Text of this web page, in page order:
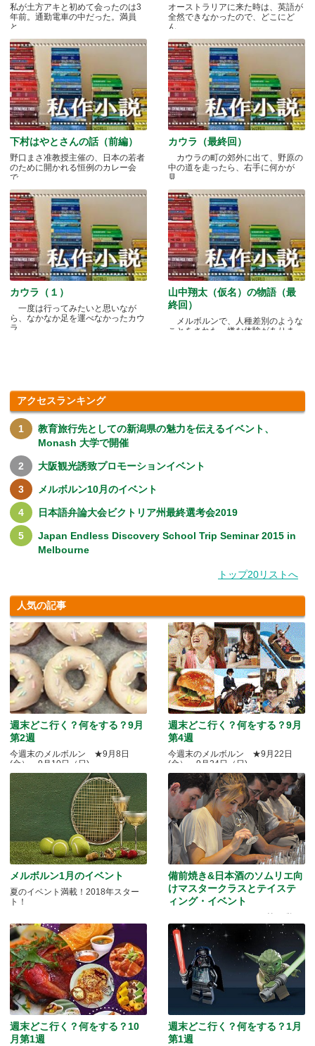
私が土方アキと初めて会ったのは3
年前。通勤電車の中だった。満員
と.....
オーストラリアに来た時は、英語が
全然できなかったので、どこにど
ん.....
下村はやとさんの話（前編）
野口まさ准教授主催の、日本の若者
のために開かれる恒例のカレー会
で.....
カウラ（最終回）
カウラの町の郊外に出て、野原の
中の道を走ったら、右手に何かが
見.....
カウラ（１）
一度は行ってみたいと思いなが
ら、なかなか足を運べなかったカウ
ラ.....
山中翔太（仮名）の物語（最
終回）
メルボルンで、人種差別のような
ことをされた、嫌な体験がありま
アクセスランキング
教育旅行先としての新潟県の魅力を伝えるイベント、
Monash 大学で開催
大阪観光誘致プロモーションイベント
メルボルン10月のイベント
日本語弁論大会ビクトリア州最終選考会2019
Japan Endless Discovery School Trip Seminar 2015 in
Melbourne
トップ20リストへ
人気の記事
週末どこ行く？何をする？9月
第2週
今週末のメルボルン ★9月8日
(金）～9月10日（日)
週末どこ行く？何をする？9月
第4週
今週末のメルボルン ★9月22日
(金）～9月24日（日)
メルボルン1月のイベント
夏のイベント満載！2018年スター
ト！
備前焼き&日本酒のソムリエ向
けマスタークラスとテイステ
ィング・イベント
週末どこ行く？何をする？10
月第1週
週末どこ行く？何をする？1月
第1週